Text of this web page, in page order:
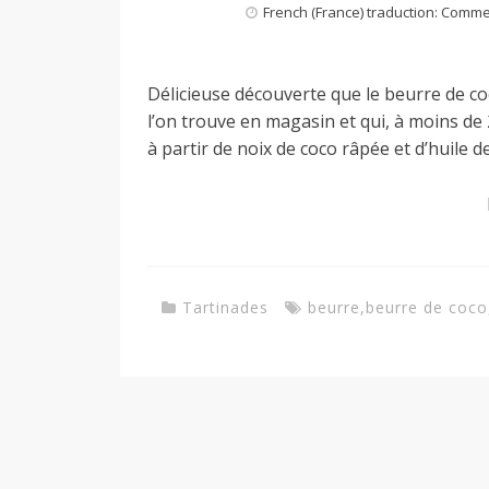
n
French (France) traduction:
Délicieuse découverte que le beurre de
l’on trouve en magasin et qui, à moins
à partir de noix de coco râpée et d’huile
Tartinades beurre,beurre de coco